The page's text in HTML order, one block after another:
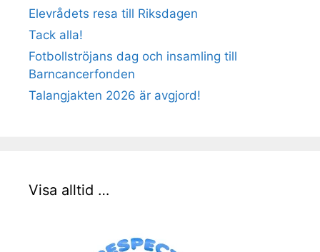
Elevrådets resa till Riksdagen
Tack alla!
Fotbollströjans dag och insamling till
Barncancerfonden
Talangjakten 2026 är avgjord!
Visa alltid …